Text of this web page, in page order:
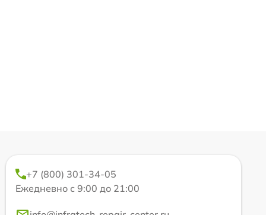
+7 (800) 301-34-05
Ежедневно с 9:00 до 21:00